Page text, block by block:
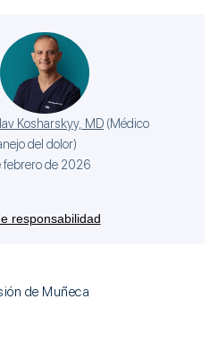
Kosharskyy, MD (Médico
del dolor)
febrero de 2026
responsabilidad
de Muñeca